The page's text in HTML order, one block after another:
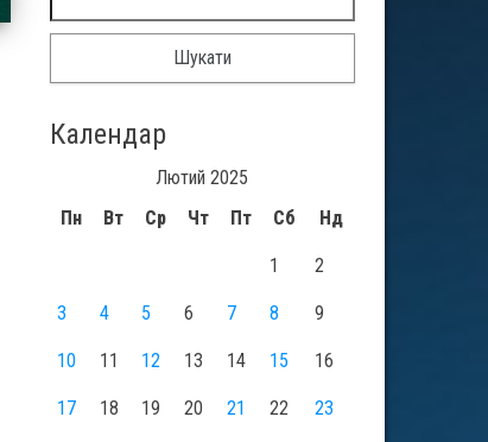
Календар
Лютий 2025
Пн
Вт Ср Чт Пт Сб Нд
1 2
3 4 5 6 7 8 9
10 11 12 13 14 15 16
17 18 19 20 21 22 23